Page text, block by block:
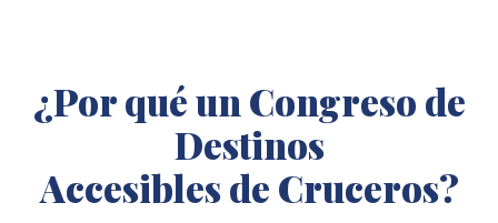
¿Por qué un Congreso de
Destinos
Accesibles de Cruceros?